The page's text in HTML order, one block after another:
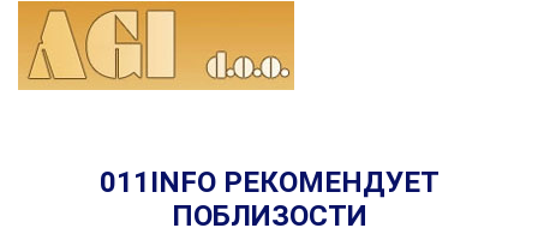
011INFO РЕКОМЕНДУЕТ
ПОБЛИЗОСТИ